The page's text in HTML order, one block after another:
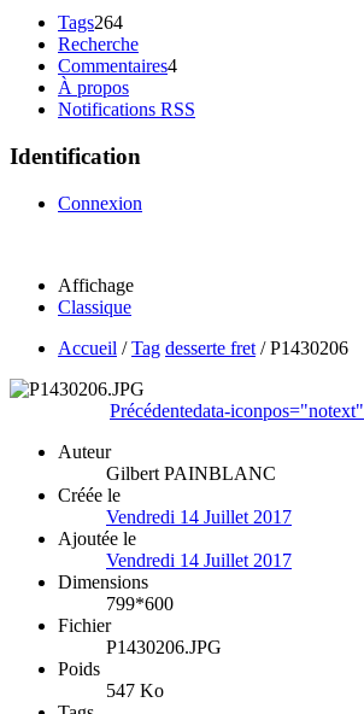
Tags264
Recherche
Commentaires4
À propos
Notifications RSS
Identification
Connexion
Affichage
Classique
Accueil /Tag desserte fret /P1430206
Précédentedata-iconpos="notext"
Auteur
Gilbert PAINBLANC
Créée le
Vendredi 14 Juillet 2017
Ajoutée le
Vendredi 14 Juillet 2017
Dimensions
799*600
Fichier
P1430206.JPG
Poids
547 Ko